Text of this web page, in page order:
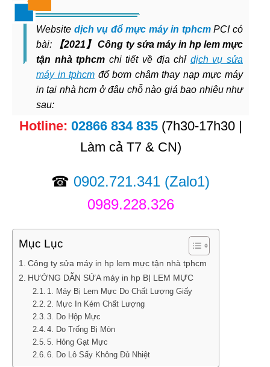
Website dịch vụ đổ mực máy in tphcmPCI có
bài:
【2021】 Công ty sửa máy in hp lem mực
tận nhà tphcm chi tiết về địa chỉ dịch vụ sửa
máy in tphcm đổ bơm châm thay nạp mực máy
in tại nhà hcm ở đâu chỗ nào giá bao nhiêu như
sau:
Hotline: 02866 834 835 (7h30-17h30 |
Làm cả T7 & CN)
☎ 0902.721.341 (Zalo1)
0989.228.326
Mục Lục
Công ty sửa máy in hp lem mực tận nhà tphcm
HƯỚNG DẪN SỬA máy in hp BỊ LEM MỰC
1. Máy Bị Lem Mực Do Chất Lượng Giấy
2. Mực In Kém Chất Lượng
3. Do Hộp Mực
4. Do Trống Bị Mòn
5. Hỏng Gạt Mực
6. Do Lô Sấy Không Đủ Nhiệt